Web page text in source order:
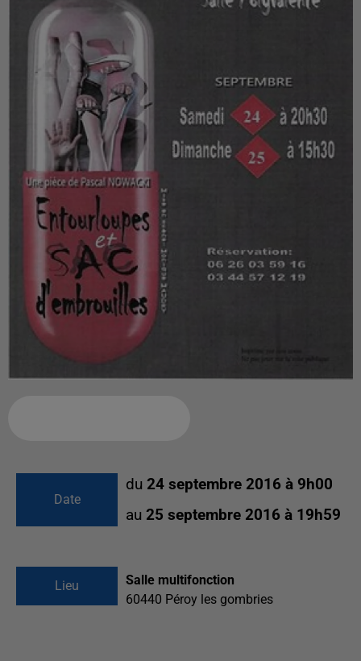
Date
du 24 septembre 2016 à 9h00
au 25 septembre 2016 à 19h59
Lieu
Salle multifonction
60440 Péroy les gombries